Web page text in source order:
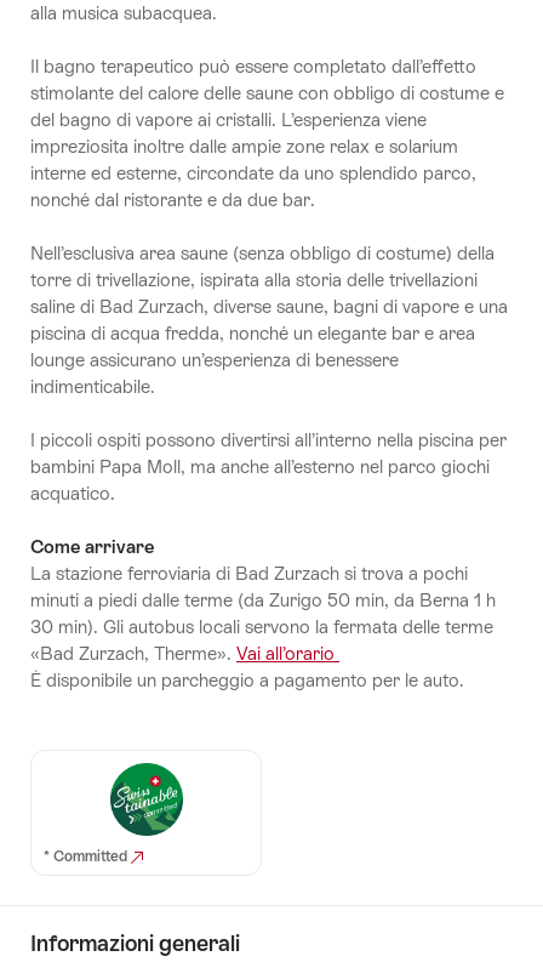
alla musica subacquea.
Il bagno terapeutico può essere completato dall’effetto
stimolante del calore delle saune con obbligo di costume e
del bagno di vapore ai cristalli. L’esperienza viene
impreziosita inoltre dalle ampie zone relax e solarium
interne ed esterne, circondate da uno splendido parco,
nonché dal ristorante e da due bar.
Nell’esclusiva area saune (senza obbligo di costume) della
torre di trivellazione, ispirata alla storia delle trivellazioni
saline di Bad Zurzach, diverse saune, bagni di vapore e una
piscina di acqua fredda, nonché un elegante bar e area
lounge assicurano un’esperienza di benessere
indimenticabile.
I piccoli ospiti possono divertirsi all’interno nella piscina per
bambini Papa Moll, ma anche all’esterno nel parco giochi
acquatico.
Come arrivare
La stazione ferroviaria di Bad Zurzach si trova a pochi
minuti a piedi dalle terme (da Zurigo 50 min, da Berna 1 h
30 min). Gli autobus locali servono la fermata delle terme
«Bad Zurzach, Therme». Vai all’orario
È disponibile un parcheggio a pagamento per le auto.
* Committed
Informazioni generali